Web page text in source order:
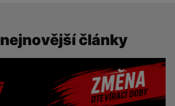
nejnovější články